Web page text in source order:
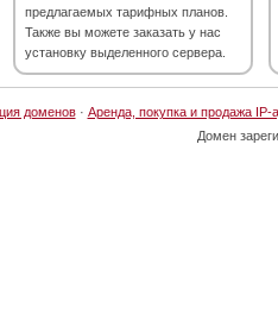
предлагаемых тарифных планов.
Также вы можете заказать у нас
установку выделенного сервера.
доменов· Аренда, покупка и продажа IP-
Домен